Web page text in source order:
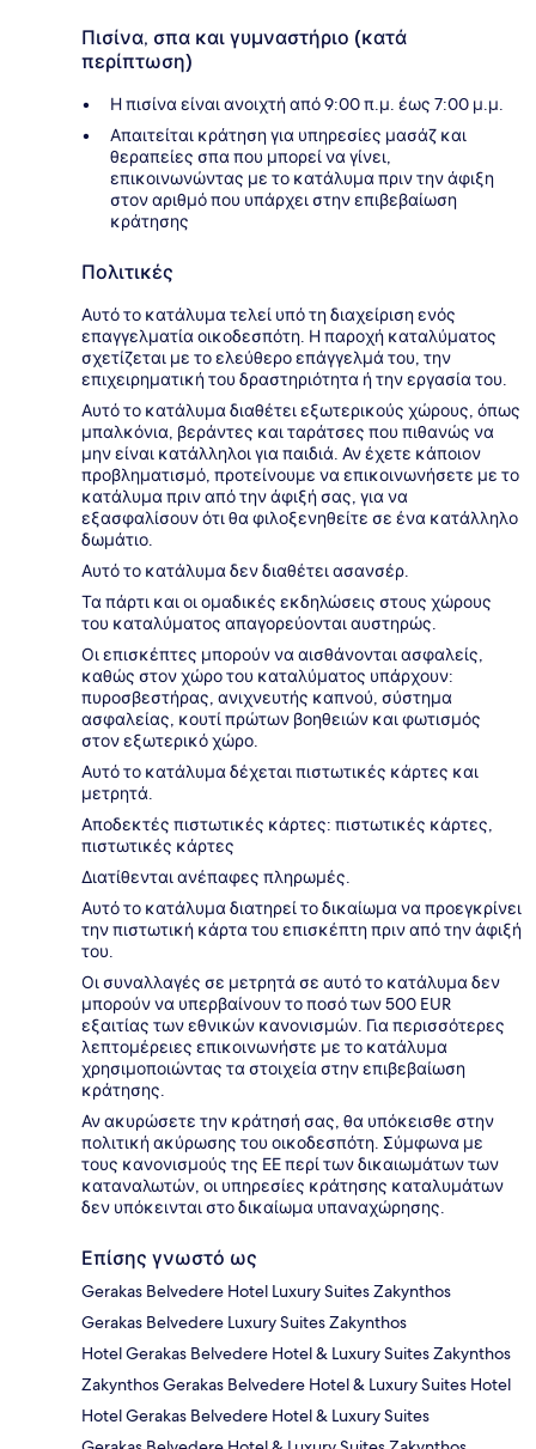
Πισίνα, σπα και γυμναστήριο (κατά
περίπτωση)
Η πισίνα είναι ανοιχτή από 9:00 π.μ. έως 7:00 μ.μ.
Απαιτείται κράτηση για υπηρεσίες μασάζ και
θεραπείες σπα που μπορεί να γίνει,
επικοινωνώντας με το κατάλυμα πριν την άφιξη
στον αριθμό που υπάρχει στην επιβεβαίωση
κράτησης
Πολιτικές
Αυτό το κατάλυμα τελεί υπό τη διαχείριση ενός
επαγγελματία οικοδεσπότη. Η παροχή καταλύματος
σχετίζεται με το ελεύθερο επάγγελμά του, την
επιχειρηματική του δραστηριότητα ή την εργασία του.
Αυτό το κατάλυμα διαθέτει εξωτερικούς χώρους, όπως
μπαλκόνια, βεράντες και ταράτσες που πιθανώς να
μην είναι κατάλληλοι για παιδιά. Αν έχετε κάποιον
προβληματισμό, προτείνουμε να επικοινωνήσετε με το
κατάλυμα πριν από την άφιξή σας, για να
εξασφαλίσουν ότι θα φιλοξενηθείτε σε ένα κατάλληλο
δωμάτιο.
Αυτό το κατάλυμα δεν διαθέτει ασανσέρ.
Τα πάρτι και οι ομαδικές εκδηλώσεις στους χώρους
του καταλύματος απαγορεύονται αυστηρώς.
Οι επισκέπτες μπορούν να αισθάνονται ασφαλείς,
καθώς στον χώρο του καταλύματος υπάρχουν:
πυροσβεστήρας, ανιχνευτής καπνού, σύστημα
ασφαλείας, κουτί πρώτων βοηθειών και φωτισμός
στον εξωτερικό χώρο.
Αυτό το κατάλυμα δέχεται πιστωτικές κάρτες και
μετρητά.
Αποδεκτές πιστωτικές κάρτες: πιστωτικές κάρτες,
πιστωτικές κάρτες
Διατίθενται ανέπαφες πληρωμές.
Αυτό το κατάλυμα διατηρεί το δικαίωμα να προεγκρίνει
την πιστωτική κάρτα του επισκέπτη πριν από την άφιξή
του.
Οι συναλλαγές σε μετρητά σε αυτό το κατάλυμα δεν
μπορούν να υπερβαίνουν το ποσό των 500 EUR
εξαιτίας των εθνικών κανονισμών. Για περισσότερες
λεπτομέρειες επικοινωνήστε με το κατάλυμα
χρησιμοποιώντας τα στοιχεία στην επιβεβαίωση
κράτησης.
Αν ακυρώσετε την κράτησή σας, θα υπόκεισθε στην
πολιτική ακύρωσης του οικοδεσπότη. Σύμφωνα με
τους κανονισμούς της ΕΕ περί των δικαιωμάτων των
καταναλωτών, οι υπηρεσίες κράτησης καταλυμάτων
δεν υπόκεινται στο δικαίωμα υπαναχώρησης.
Επίσης γνωστό ως
Gerakas Belvedere Hotel Luxury Suites Zakynthos
Gerakas Belvedere Luxury Suites Zakynthos
Hotel Gerakas Belvedere Hotel & Luxury Suites Zakynthos
Zakynthos Gerakas Belvedere Hotel & Luxury Suites Hotel
Hotel Gerakas Belvedere Hotel & Luxury Suites